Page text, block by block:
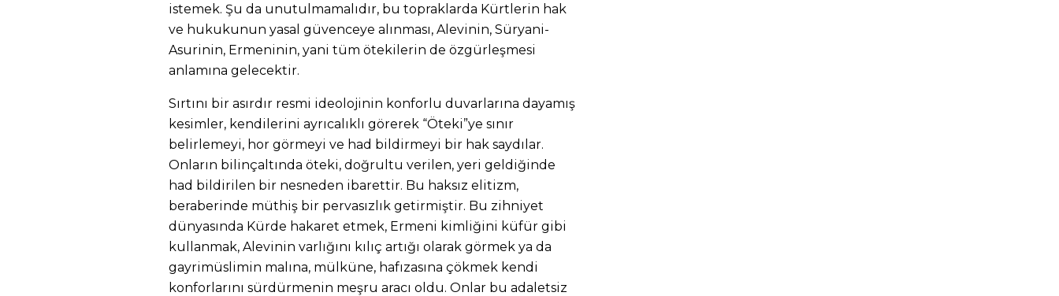
istemek. Şu da unutulmamalıdır, bu topraklarda Kürtlerin hak
ve hukukunun yasal güvenceye alınması, Alevinin, Süryani-
Asurinin, Ermeninin, yani tüm ötekilerin de özgürleşmesi
anlamına gelecektir.
Sırtını bir asırdır resmi ideolojinin konforlu duvarlarına dayamış
kesimler, kendilerini ayrıcalıklı görerek “Öteki”ye sınır
belirlemeyi, hor görmeyi ve had bildirmeyi bir hak saydılar.
Onların bilinçaltında öteki, doğrultu verilen, yeri geldiğinde
had bildirilen bir nesneden ibarettir. Bu haksız elitizm,
beraberinde müthiş bir pervasızlık getirmiştir. Bu zihniyet
dünyasında Kürde hakaret etmek, Ermeni kimliğini küfür gibi
kullanmak, Alevinin varlığını kılıç artığı olarak görmek ya da
gayrimüslimin malına, mülküne, hafızasına çökmek kendi
konforlarını sürdürmenin meşru aracı oldu. Onlar bu adaletsiz